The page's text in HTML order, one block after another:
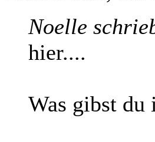
Noelle
hier....
Was gibst du